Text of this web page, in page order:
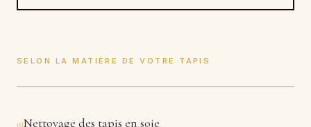
SELON LA MATIÈRE DE VOTRE TAPIS
01Nettoyage des tapis en soie